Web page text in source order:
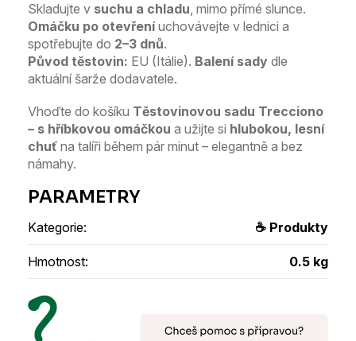
Skladujte v suchu a chladu, mimo přímé slunce.
Omáčku po otevřeníuchovávejte v lednici a
spotřebujte do 2–3 dnů.
Původ těstovin: EU (Itálie). Balení sady dle
aktuální šarže dodavatele.
Vhoďte do košíku Těstovinovou sadu Trecciono
– s hříbkovou omáčkou a užijte si hlubokou, lesní
chuť na talíři během pár minut – elegantně a bez
námahy.
Kategorie: ☕ Produkty
Hmotnost: 0.5 kg